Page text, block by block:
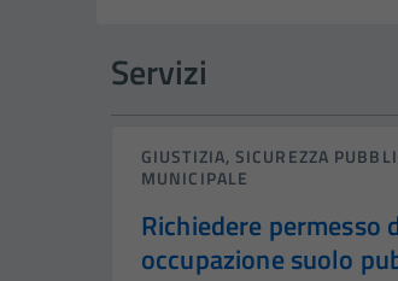
Servizi
GIUSTIZIA, SICUREZZA
MUNICIPALE
Richiedere permesso
occupazione suolo